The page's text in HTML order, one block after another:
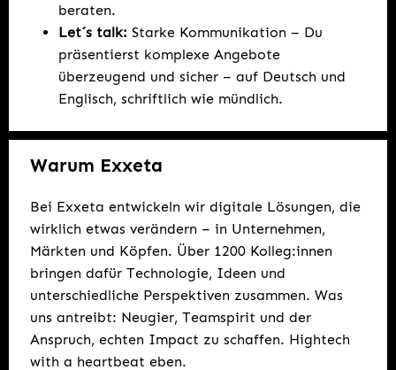
beraten.
Let´s talk: Starke Kommunikation – Du
präsentierst komplexe Angebote
überzeugend und sicher – auf Deutsch und
Englisch, schriftlich wie mündlich.
Warum Exxeta
Bei Exxeta entwickeln wir digitale Lösungen, die
wirklich etwas verändern – in Unternehmen,
Märkten und Köpfen. Über 1200 Kolleg:innen
bringen dafür Technologie, Ideen und
unterschiedliche Perspektiven zusammen. Was
uns antreibt: Neugier, Teamspirit und der
Anspruch, echten Impact zu schaffen. Hightech
with a heartbeat eben.